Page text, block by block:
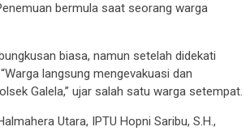
bermula saat seorang warga
biasa, namun setelah didekati
langsung mengevakuasi dan
Galela,” ujar salah satu warga setempat.
Utara, IPTU Hopni Saribu, S.H.,